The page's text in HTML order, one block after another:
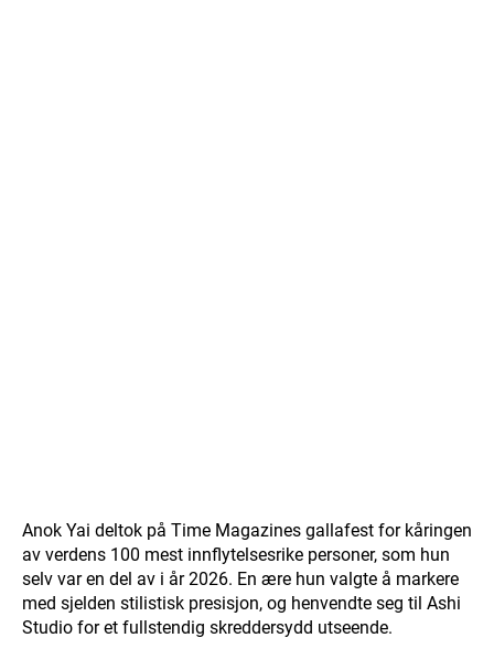
Anok Yai deltok på Time Magazines gallafest for kåringen
av verdens 100 mest innflytelsesrike personer, som hun
selv var en del av i år 2026. En ære hun valgte å markere
med sjelden stilistisk presisjon, og henvendte seg til Ashi
Studio for et fullstendig skreddersydd utseende.